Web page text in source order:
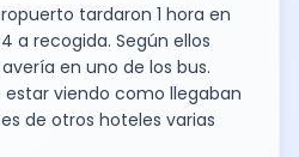
tardaron 1 hora en
a recogida. Según ellos
en uno de los bus.
estar viendo como llegaban
de otros hoteles varias